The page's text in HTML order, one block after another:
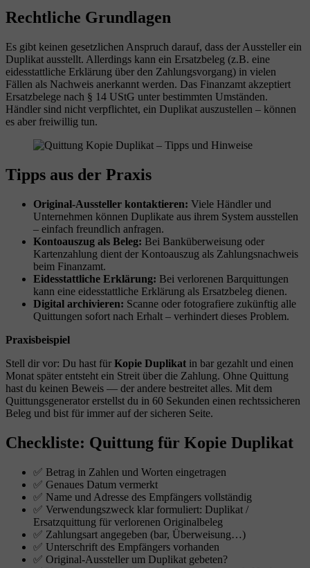
Rechtliche Grundlagen
Es gibt keinen gesetzlichen Anspruch darauf, dass der Aussteller ein
Duplikat ausstellt. Allerdings kann ein Ersatzbeleg (z.B. eine
eidesstattliche Erklärung über den Zahlungsvorgang) in vielen
Fällen als Nachweis anerkannt werden. Das Finanzamt akzeptiert
Ersatzbelege nach § 14 UStG unter bestimmten Umständen.
Händler sind nicht verpflichtet, ein Duplikat auszustellen – können
es aber freiwillig tun.
Tipps aus der Praxis
Original-Aussteller kontaktieren: Viele Händler und
Unternehmen können Duplikate aus ihrem System ausstellen
– einfach freundlich anfragen.
Kontoauszug als Beleg: Bei Banküberweisung oder
Kartenzahlung dient der Kontoauszug als Zahlungsnachweis
beim Finanzamt.
Eidesstattliche Erklärung: Bei verlorenen Barquittungen
kann eine eidesstattliche Erklärung als Ersatzbeleg dienen.
Digital archivieren: Scanne oder fotografiere zukünftig alle
Quittungen sofort nach Erhalt – verhindert dieses Problem.
Praxisbeispiel
Stell dir vor: Du hast für Kopie Duplikat in bar gezahlt und einen
Monat später entsteht ein Streit über die Zahlung. Ohne Quittung
hast du keinen Beweis — der andere bestreitet alles. Mit dem
Quittungsgenerator erstellst du in 60 Sekunden einen rechtssicheren
Beleg und bist für immer auf der sicheren Seite.
Checkliste: Quittung für Kopie Duplikat
✅ Betrag in Zahlen und Worten eingetragen
✅ Genaues Datum vermerkt
✅ Name und Adresse des Empfängers vollständig
✅ Verwendungszweck klar formuliert: Duplikat /
Ersatzquittung für verlorenen Originalbeleg
✅ Zahlungsart angegeben (bar, Überweisung…)
✅ Unterschrift des Empfängers vorhanden
✅ Original-Aussteller um Duplikat gebeten?